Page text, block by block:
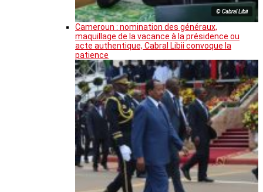
© Cabral Libii
Cameroun : nomination des généraux,
maquillage de la vacance à la présidence ou
acte authentique, Cabral Libii convoque la
patience